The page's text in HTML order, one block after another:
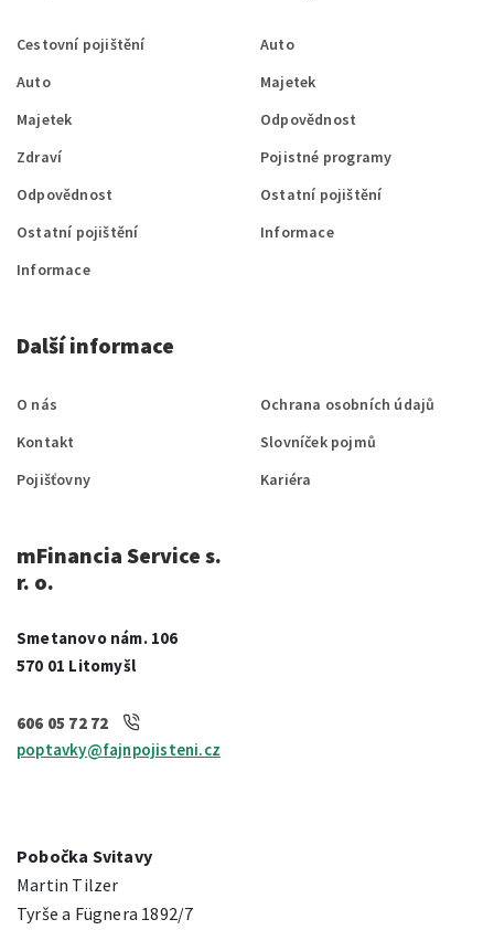
Cestovní pojištění
Auto
Majetek
Zdraví
Odpovědnost
Ostatní pojištění
Informace
Auto
Majetek
Odpovědnost
Pojistné programy
Ostatní pojištění
Informace
Další informace
O nás
Kontakt
Pojišťovny
Ochrana osobních údajů
Slovníček pojmů
Kariéra
mFinancia Service s.
r. o.
Smetanovo nám. 106
570 01 Litomyšl
606 05 72 72
poptavky@fajnpojisteni.cz
Pobočka Svitavy
Martin Tilzer
Tyrše a Fügnera 1892/7